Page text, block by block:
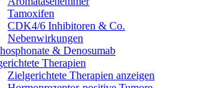
Tamoxifen
CDK4/6 Inhibitoren & Co.
Nebenwirkungen
& Denosumab
Therapien
Zielgerichtete Therapien anzeigen